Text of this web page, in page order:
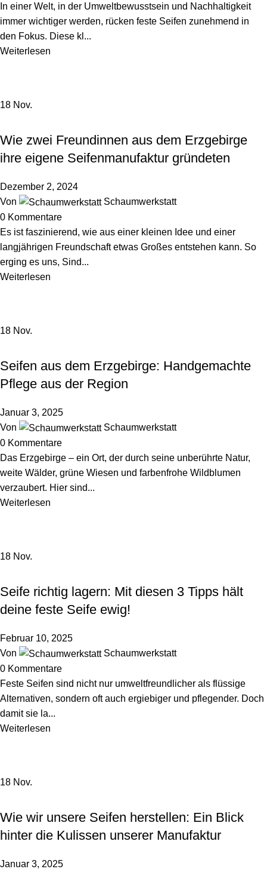
In einer Welt, in der Umweltbewusstsein und Nachhaltigkeit
immer wichtiger werden, rücken feste Seifen zunehmend in
den Fokus. Diese kl...
Weiterlesen
18 Nov.
Wie zwei Freundinnen aus dem Erzgebirge
ihre eigene Seifenmanufaktur gründeten
Dezember 2, 2024
Von
Schaumwerkstatt
0 Kommentare
Es ist faszinierend, wie aus einer kleinen Idee und einer
langjährigen Freundschaft etwas Großes entstehen kann. So
erging es uns, Sind...
Weiterlesen
18 Nov.
Seifen aus dem Erzgebirge: Handgemachte
Pflege aus der Region
Januar 3, 2025
Von
Schaumwerkstatt
0 Kommentare
Das Erzgebirge – ein Ort, der durch seine unberührte Natur,
weite Wälder, grüne Wiesen und farbenfrohe Wildblumen
verzaubert. Hier sind...
Weiterlesen
18 Nov.
Seife richtig lagern: Mit diesen 3 Tipps hält
deine feste Seife ewig!
Februar 10, 2025
Von
Schaumwerkstatt
0 Kommentare
Feste Seifen sind nicht nur umweltfreundlicher als flüssige
Alternativen, sondern oft auch ergiebiger und pflegender. Doch
damit sie la...
Weiterlesen
18 Nov.
Wie wir unsere Seifen herstellen: Ein Blick
hinter die Kulissen unserer Manufaktur
Januar 3, 2025